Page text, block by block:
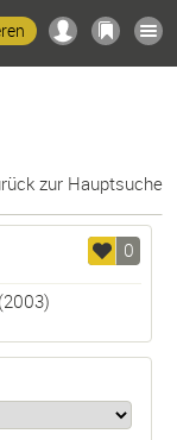
zur Hauptsuche
0
(2003)